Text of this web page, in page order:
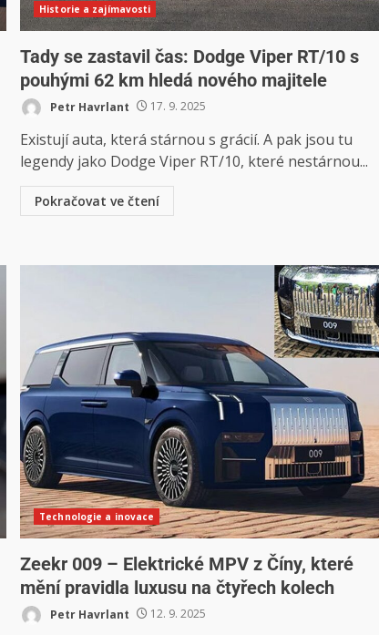
Historie a zajímavosti
Tady se zastavil čas: Dodge Viper RT/10 s
pouhými 62 km hledá nového majitele
Petr Havrlant 17. 9. 2025
Existují auta, která stárnou s grácií. A pak jsou tu
legendy jako Dodge Viper RT/10, které nestárnou...
Pokračovat ve čtení
Technologie a inovace
Zeekr 009 – Elektrické MPV z Číny, které
mění pravidla luxusu na čtyřech kolech
Petr Havrlant 12. 9. 2025